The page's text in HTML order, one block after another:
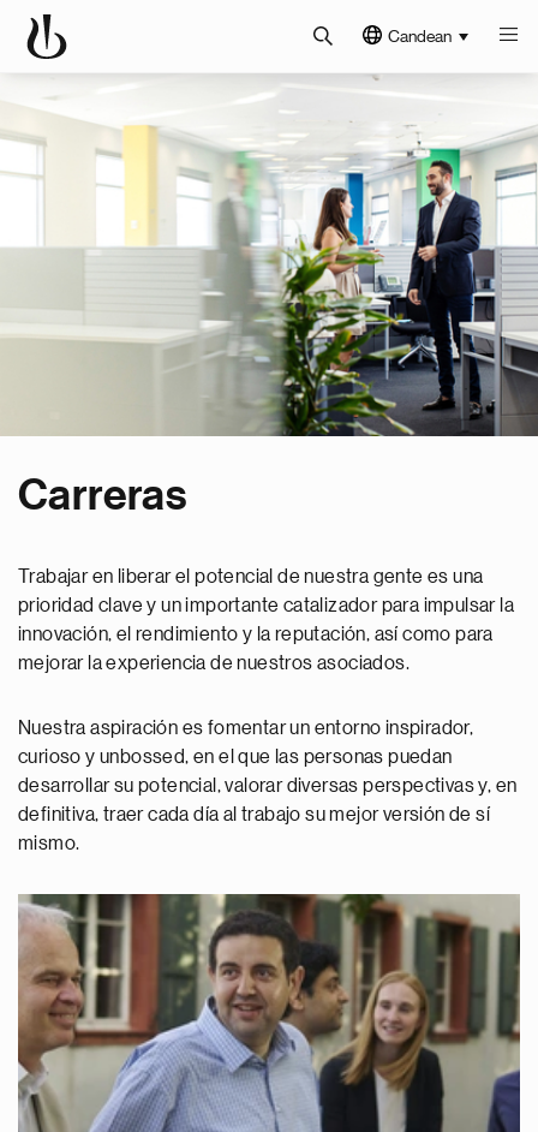
Candean
Carreras
Trabajar en liberar el potencial de nuestra gente es una
prioridad clave y un importante catalizador para impulsar la
innovación, el rendimiento y la reputación, así como para
mejorar la experiencia de nuestros asociados.
Nuestra aspiración es fomentar un entorno inspirador,
curioso y unbossed, en el que las personas puedan
desarrollar su potencial, valorar diversas perspectivas y, en
definitiva, traer cada día al trabajo su mejor versión de sí
mismo.